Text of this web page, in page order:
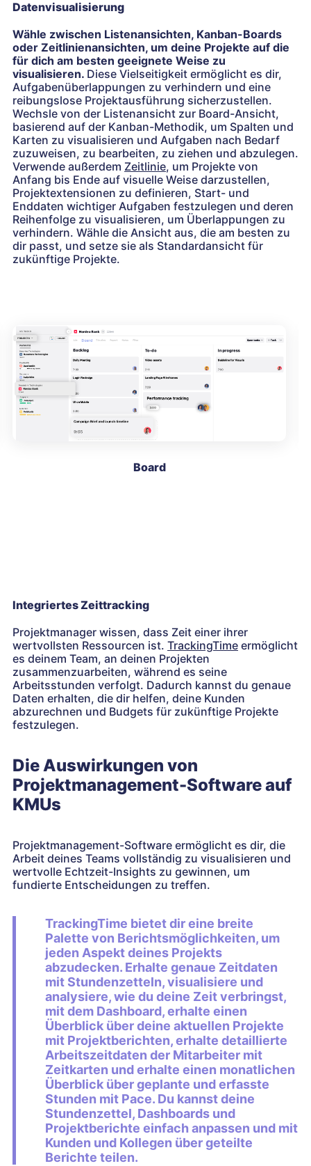
Datenvisualisierung
Wähle zwischen Listenansichten, Kanban-Boards
oder Zeitlinienansichten, um deine Projekte auf die
für dich am besten geeignete Weise zu
visualisieren. Diese Vielseitigkeit ermöglicht es dir,
Aufgabenüberlappungen zu verhindern und eine
reibungslose Projektausführung sicherzustellen.
Wechsle von der Listenansicht zur Board-Ansicht,
basierend auf der Kanban-Methodik, um Spalten und
Karten zu visualisieren und Aufgaben nach Bedarf
zuzuweisen, zu bearbeiten, zu ziehen und abzulegen.
Verwende außerdem Zeitlinie, um Projekte von
Anfang bis Ende auf visuelle Weise darzustellen,
Projektextensionen zu definieren, Start- und
Enddaten wichtiger Aufgaben festzulegen und deren
Reihenfolge zu visualisieren, um Überlappungen zu
verhindern. Wähle die Ansicht aus, die am besten zu
dir passt, und setze sie als Standardansicht für
zukünftige Projekte.
Board
Integriertes Zeittracking
Projektmanager wissen, dass Zeit einer ihrer
wertvollsten Ressourcen ist. TrackingTime ermöglicht
es deinem Team, an deinen Projekten
zusammenzuarbeiten, während es seine
Arbeitsstunden verfolgt. Dadurch kannst du genaue
Daten erhalten, die dir helfen, deine Kunden
abzurechnen und Budgets für zukünftige Projekte
festzulegen.
Die Auswirkungen von
Projektmanagement-Software auf
KMUs
Projektmanagement-Software ermöglicht es dir, die
Arbeit deines Teams vollständig zu visualisieren und
wertvolle Echtzeit-Insights zu gewinnen, um
fundierte Entscheidungen zu treffen.
TrackingTime bietet dir eine breite
Palette von Berichtsmöglichkeiten, um
jeden Aspekt deines Projekts
abzudecken. Erhalte genaue Zeitdaten
mit Stundenzetteln, visualisiere und
analysiere, wie du deine Zeit verbringst,
mit dem Dashboard, erhalte einen
Überblick über deine aktuellen Projekte
mit Projektberichten, erhalte detaillierte
Arbeitszeitdaten der Mitarbeiter mit
Zeitkarten und erhalte einen monatlichen
Überblick über geplante und erfasste
Stunden mit Pace. Du kannst deine
Stundenzettel, Dashboards und
Projektberichte einfach anpassen und mit
Kunden und Kollegen über geteilte
Berichte teilen.